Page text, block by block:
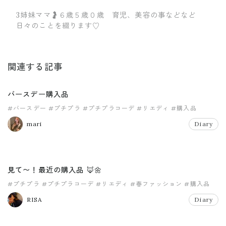
3姉妹ママ🤰６歳５歳０歳 育児、美容の事などなど
日々のことを綴ります♡
関連する記事
バースデー購入品
#バースデー #プチプラ #プチプラコーデ #リエディ #購入品
mari Diary
見て〜！最近の購入品 🦊🌼
#プチプラ #プチプラコーデ #リエディ #春ファッション #購入品
RISA Diary